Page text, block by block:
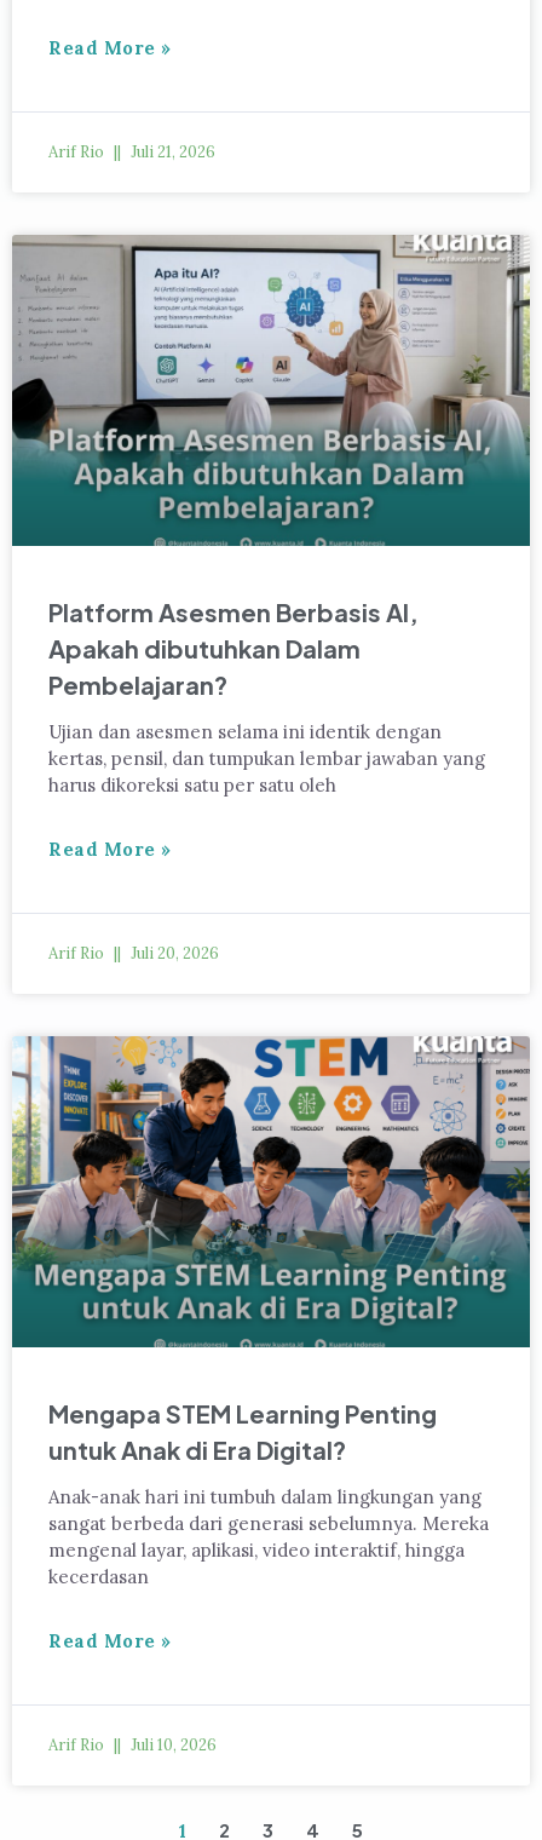
Read More »
Arif Rio Juli 21, 2026
Platform Asesmen Berbasis AI,
Apakah dibutuhkan Dalam
Pembelajaran?
Ujian dan asesmen selama ini identik dengan
kertas, pensil, dan tumpukan lembar jawaban yang
harus dikoreksi satu per satu oleh
Read More »
Arif Rio Juli 20, 2026
Mengapa STEM Learning Penting
untuk Anak di Era Digital?
Anak-anak hari ini tumbuh dalam lingkungan yang
sangat berbeda dari generasi sebelumnya. Mereka
mengenal layar, aplikasi, video interaktif, hingga
kecerdasan
Read More »
Arif Rio Juli 10, 2026
1 2 3 4 5